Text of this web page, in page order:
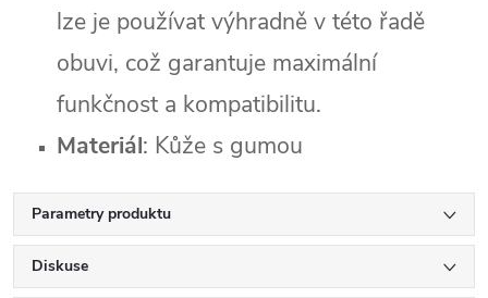
lze je používat výhradně v této řadě
obuvi, což garantuje maximální
funkčnost a kompatibilitu.
Materiál: Kůže s gumou
Parametry produktu
Diskuse